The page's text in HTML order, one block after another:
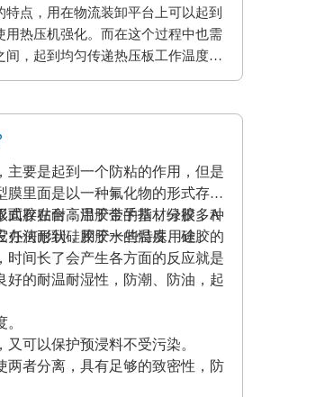
点，用在物流装卸平台上可以起到
热压机强化。而在这个过程中也需
，起到均匀传递热压板工作温度和
纸贴面和基板更加密致的粘合，最
主要是起到一个防粘的作用，但是
膜里面是以一种氟化物的形式存在
式存在耐高温胶带的基材分很多种
办法耐到硅胶胶水的温度、硅胶的
时间长了会产生各方面的反应就是
面胶贴合；用于金手指，绿胶，A
任何形状，用于一些特殊用途。
好的耐温耐湿性，防潮、防油，起
可以保护预浸料不受污染。
两者分离，具有足够的致密性，防